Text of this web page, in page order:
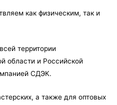
как физическим, так и
территории
области и Российской
СДЭК.
а также для оптовых